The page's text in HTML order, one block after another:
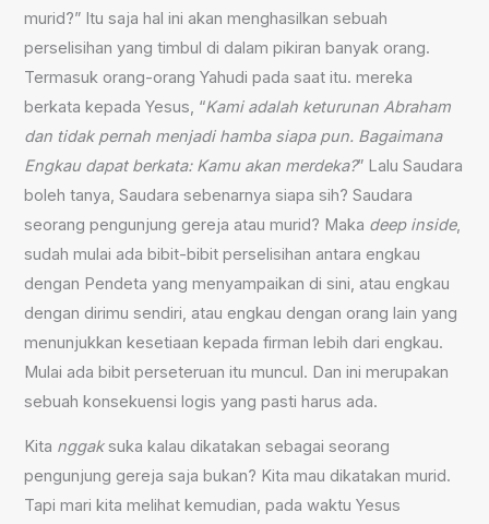
murid?” Itu saja hal ini akan menghasilkan sebuah
perselisihan yang timbul di dalam pikiran banyak orang.
Termasuk orang-orang Yahudi pada saat itu. mereka
berkata kepada Yesus, “Kami adalah keturunan Abraham
dan tidak pernah menjadi hamba siapa pun. Bagaimana
Engkau dapat berkata: Kamu akan merdeka?” Lalu Saudara
boleh tanya, Saudara sebenarnya siapa sih? Saudara
seorang pengunjung gereja atau murid? Maka deep inside,
sudah mulai ada bibit-bibit perselisihan antara engkau
dengan Pendeta yang menyampaikan di sini, atau engkau
dengan dirimu sendiri, atau engkau dengan orang lain yang
menunjukkan kesetiaan kepada firman lebih dari engkau.
Mulai ada bibit perseteruan itu muncul. Dan ini merupakan
sebuah konsekuensi logis yang pasti harus ada.
Kita nggaksuka kalau dikatakan sebagai seorang
pengunjung gereja saja bukan? Kita mau dikatakan murid.
Tapi mari kita melihat kemudian, pada waktu Yesus